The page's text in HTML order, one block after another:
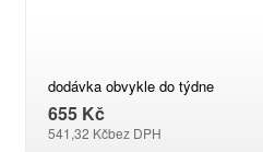
dodávka obvykle do týdne
655 Kč
541,32 Kčbez DPH